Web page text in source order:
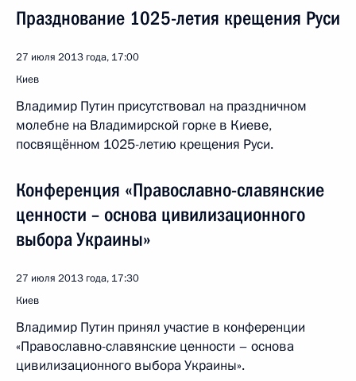
Празднование 1025-летия крещения Руси
27 июля 2013 года, 17:00
Киев
Владимир Путин присутствовал на праздничном
молебне на Владимирской горке в Киеве,
посвящённом 1025-летию крещения Руси.
Конференция «Православно-славянские
ценности – основа цивилизационного
выбора Украины»
27 июля 2013 года, 17:30
Киев
Владимир Путин принял участие в конференции
«Православно-славянские ценности – основа
цивилизационного выбора Украины».